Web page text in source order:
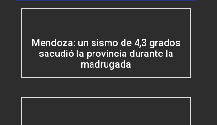
Mendoza: un sismo de 4,3 grados
sacudió la provincia durante la
madrugada